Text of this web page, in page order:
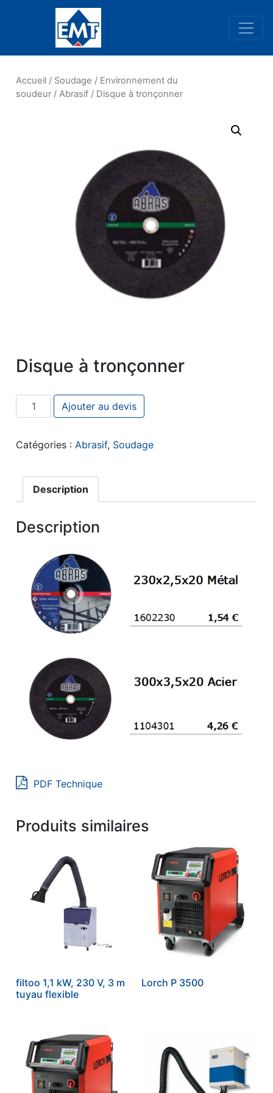
Navigation principale
Accueil / Soudage / Environnement du
soudeur /Abrasif / Disque à tronçonner
Disque à tronçonner
quantité de Disque à tronçonner
Ajouter au devis
Catégories :Abrasif, Soudage
Description
Description
PDF Technique
Produits similaires
filtoo 1,1 kW, 230 V, 3 m
tuyau flexible
Lorch P 3500